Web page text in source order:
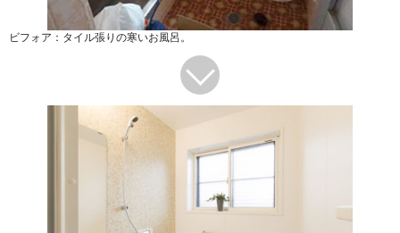
ビフォア：タイル張りの寒いお風呂。